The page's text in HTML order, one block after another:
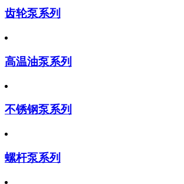
齿轮泵系列
高温油泵系列
不锈钢泵系列
螺杆泵系列